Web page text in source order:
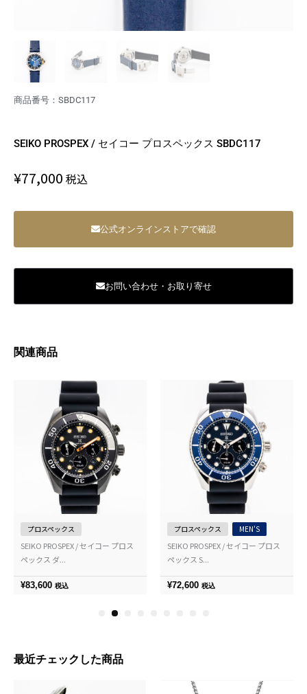
商品番号：SBDC117
SEIKO PROSPEX / セイコー プロスペックス SBDC117
¥77,000 税込
公式オンラインストアで確認
お問い合わせ・お取り寄せ
関連商品
プロスペックス
SEIKO PROSPEX / セイコー プロス
ペックス ダ...
¥83,600 税込
プロスペックス MEN'S
SEIKO PROSPEX / セイコー プロス
ペックス S...
¥72,600 税込
5
最近チェックした商品